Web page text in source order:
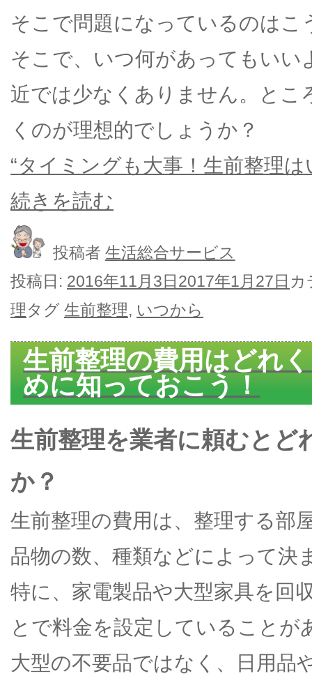
そこで問題になっているのはこ
そこで、いつ何があってもい
近では少なくありません。とこ
くのが理想的でしょうか？
“タイミングも大事！生前整理
続きを読む
投稿者 生活総合サービス
投稿日: 2016年11月3日 2017年1月27日
理タグ 生前整理, いつから
生前整理の費用はどれ
めに知っておこう！
生前整理を業者に頼むとど
か？
生前整理の費用は、整理する部
品物の数、種類などによって決
特に、家電製品や大型家具を回
とで料金を設定していることが
大型の不要品ではなく、日用品